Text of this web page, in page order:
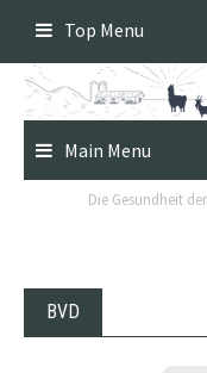
content
Top Menu
Main Menu
Die Gesundheit
BVD